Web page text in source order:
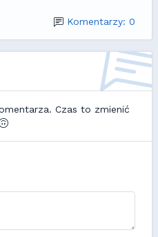
Komentarzy: 0
Czas to zmienić